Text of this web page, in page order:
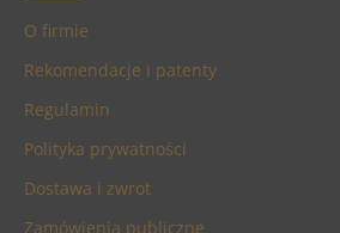
O firmie
Rekomendacje i patenty
Regulamin
Polityka prywatności
Dostawa i zwrot
Zamówienia publiczne